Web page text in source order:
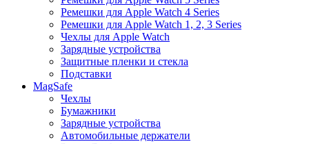
Ремешки для Apple Watch 4 Series
Ремешки для Apple Watch 1, 2, 3 Series
Чехлы для Apple Watch
Зарядные устройства
Защитные пленки и стекла
Подставки
MagSafe
Чехлы
Бумажники
Зарядные устройства
Автомобильные держатели